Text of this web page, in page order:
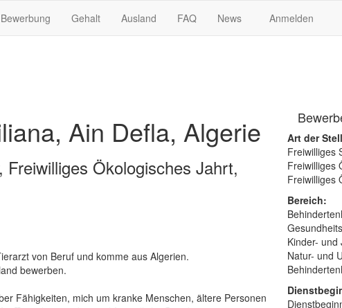
Bewerbung Gehalt Ausland FAQ News Anmelden
Ain Defla, Algerie
Ökologisches Jahrt,
von Beruf und komme aus Algerien.
bewerben.
Fähigkeiten, mich um kranke Menschen, ältere Personen
Art der
Freiwilliges
Freiwilliges
Freiwilliges
Bereich:
Kinder- und
Natur- und